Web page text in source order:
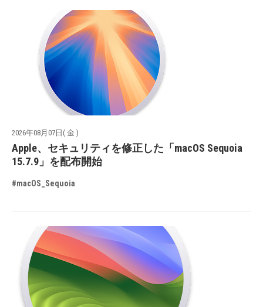
2026年08月07日( 金 )
Apple、セキュリティを修正した「macOS Sequoia
15.7.9」を配布開始
#macOS_Sequoia